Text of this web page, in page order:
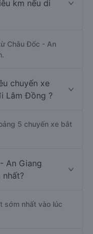
km nếu di
Châu Đốc - An
chuyến xe
Lâm Đồng ?
5 chuyến xe bắt
An Giang
sớm nhất vào lúc